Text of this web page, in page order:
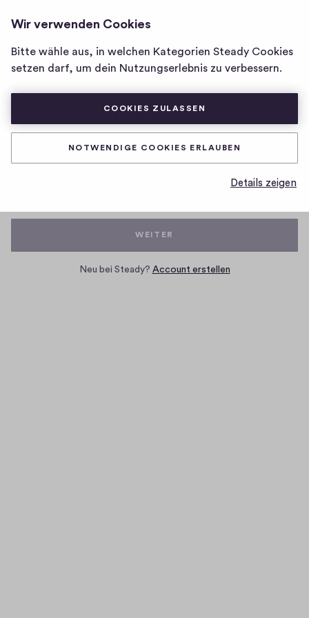
Wir verwenden Cookies
Bitte wähle aus, in welchen Kategorien Steady Cookies
setzen darf, um dein Nutzungserlebnis zu verbessern.
COOKIES ZULASSEN
NOTWENDIGE COOKIES ERLAUBEN
Details zeigen
E-Mail
WEITER
Neu bei Steady? Account erstellen